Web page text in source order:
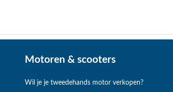
Motoren & scooters
Wil je je tweedehands motor verkopen?